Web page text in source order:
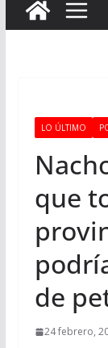
LO ÚLTIMO
que
de
24 febrero,